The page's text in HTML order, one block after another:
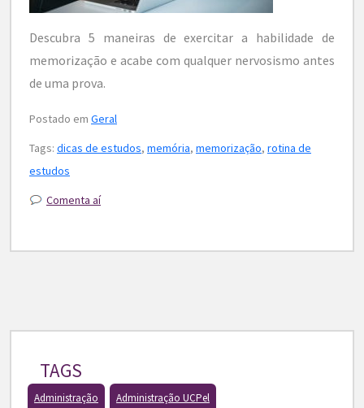
Descubra 5 maneiras de exercitar a habilidade de
memorização e acabe com qualquer nervosismo antes
de uma prova.
Postado em Geral
Tags: dicas de estudos, memória, memorização, rotina de
estudos
Comenta aí
TAGS
Administração Administração UCPel